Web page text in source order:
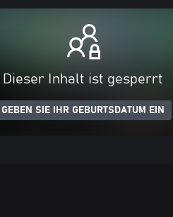
Dieser Inhalt ist gesperrt
GEBEN SIE IHR GEBURTSDATUM EIN